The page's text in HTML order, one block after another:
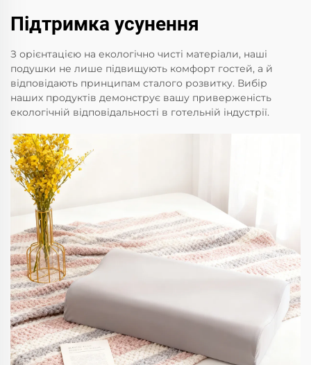
Підтримка усунення
З орієнтацією на екологічно чисті матеріали, наші
подушки не лише підвищують комфорт гостей, а й
відповідають принципам сталого розвитку. Вибір
наших продуктів демонструє вашу приверженість
екологічній відповідальності в готельній індустрії.